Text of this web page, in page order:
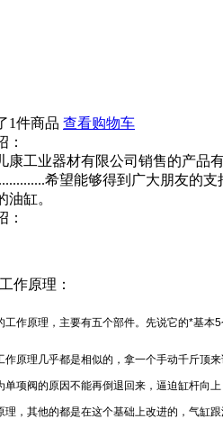
1件商品 查看购物车
：
康工业器材有限公司销售的产品
希望能够得到广大朋友的支
油缸。
：
工作原理：
工作原理，主要有五个部件。先说它的*基
作原理几乎都是相似的，拿一个手动千斤顶
单项阀的原因不能再倒退回来，逼迫缸杆向
理，其他的都是在这个基础上改进的，气缸跟